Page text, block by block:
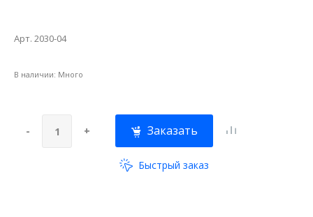
Арт. 2030-04
В наличии: Много
- + Заказать
Быстрый заказ